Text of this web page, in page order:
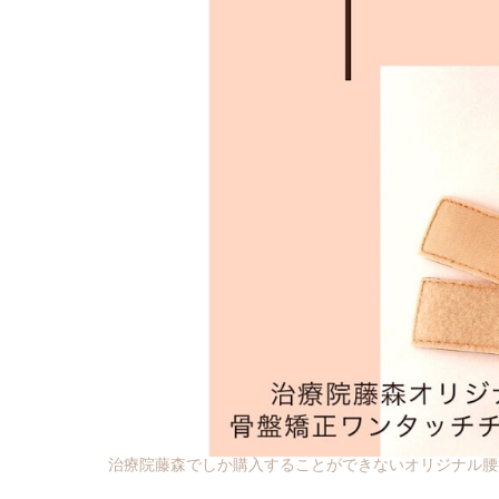
治療院藤森でしか購入することができないオリジナル